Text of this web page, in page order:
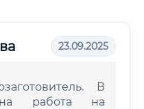
23.09.2025
В
работа на